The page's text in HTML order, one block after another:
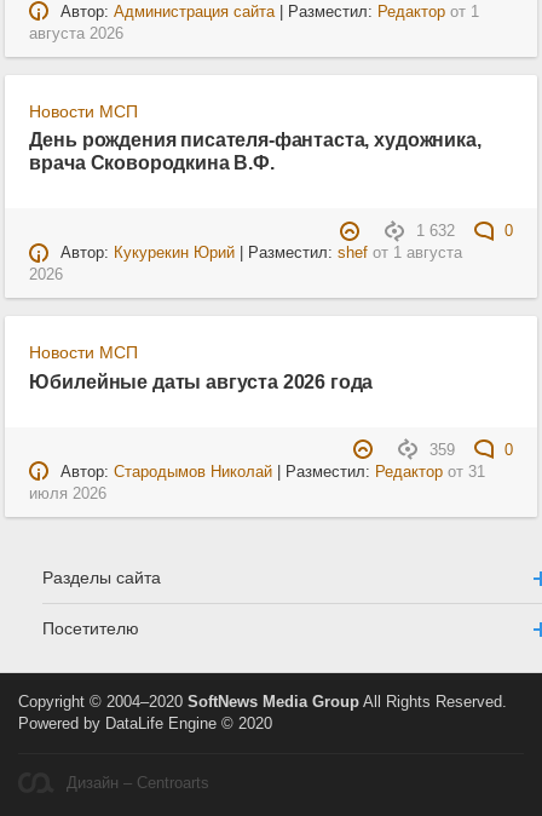
Автор: Администрация сайта| Разместил: Редакторот 1
августа 2026
Новости МСП
День рождения писателя-фантаста, художника,
врача Сковородкина В.Ф.
1 632
0
Автор: Кукурекин Юрий| Разместил: shefот 1 августа
2026
Новости МСП
Юбилейные даты августа 2026 года
359
0
Автор: Стародымов Николай| Разместил: Редакторот 31
июля 2026
Разделы сайта
Посетителю
Copyright © 2004–2020 SoftNews Media Group All Rights Reserved.
Powered by DataLife Engine © 2020
Дизайн – Centroarts